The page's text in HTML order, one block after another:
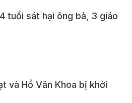
tuổi sát hại ông bà, 3 giáo
và Hồ Văn Khoa bị khởi